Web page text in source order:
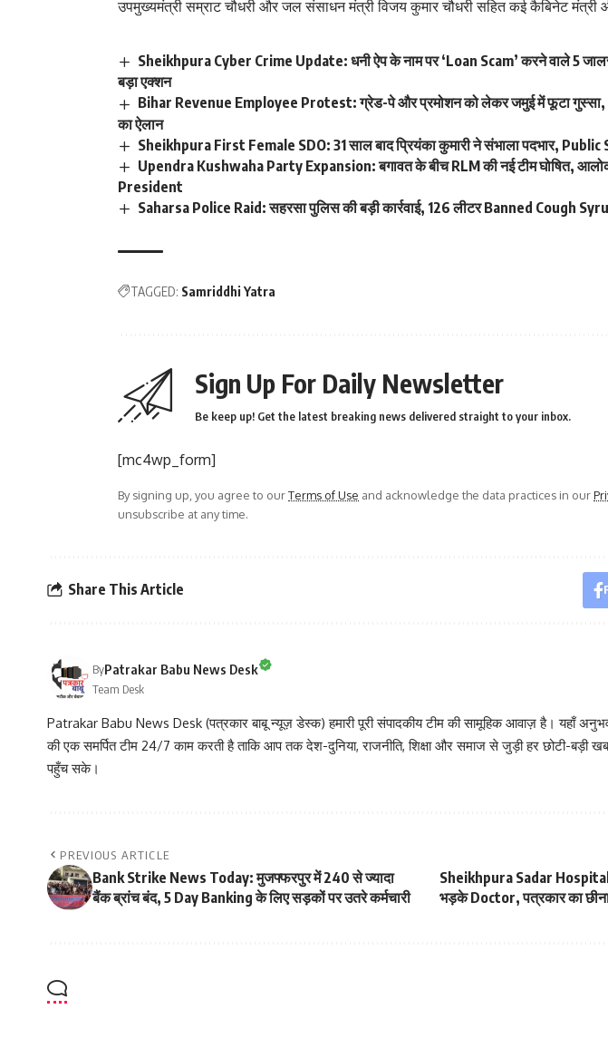
उपमुख्यमंत्री सम्राट चौधरी और जल संसाधन मंत्री विजय कुमार चौधरी सहित कई कैबिनेट मंत्री
Sheikhpura Cyber Crime Update: धनी ऐप के नाम पर ‘Loan Scam’ करने वाले 5
बड़ा एक्शन
Bihar Revenue Employee Protest: ग्रेड-पे और प्रमोशन को लेकर जमुई में फूटा
का ऐलान
Sheikhpura First Female SDO: 31 साल बाद प्रियंका कुमारी ने संभाला पदभार, Public
Upendra Kushwaha Party Expansion: बगावत के बीच RLM की नई टीम घोषित,
President
Saharsa Police Raid: सहरसा पुलिस की बड़ी कार्रवाई, 126 लीटर Banned Cough
TAGGED: Samriddhi Yatra
Sign Up For Daily Newsletter
Be keep up! Get the latest breaking news delivered straight to your inbox.
[mc4wp_form]
By signing up, you agree to ourTerms of Use and acknowledge the data practices in our
unsubscribe at any time.
Share This Article
ByPatrakar Babu News Desk
Team Desk
Patrakar Babu News Desk (पत्रकार बाबू न्यूज़ डेस्क) हमारी पूरी संपादकीय टीम की सामूहिक आवाज़ है। यहाँ
की एक समर्पित टीम 24/7 काम करती है ताकि आप तक देश-दुनिया, राजनीति, शिक्षा और समाज से जुड़ी हर छोटी-
पहुँच सके।
PREVIOUS ARTICLE
Bank Strike News Today: मुजफ्फरपुर में 240 से ज्यादा
बैंक ब्रांच बंद, 5 Day Banking के लिए सड़कों पर उतरे कर्मचारी
Sheikhpura Sadar Hospital
भड़के Doctor, पत्रकार का